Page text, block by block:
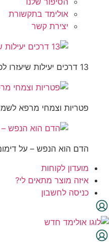
אולימד בתקשורת
יצירת קשר
13 דרכים יעילות שיעזרו לכם לשחרר עצירות ולהפטר מטחורים
פטריות וצמחי מרפא
הדם הוא הנפש – על
מועדון לקוחות
איזה מוצר מתאים לי?
כניסה לחשבון